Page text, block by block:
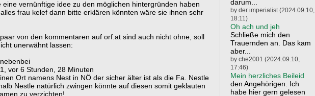
eine vernünftige idee zu den möglichen hintergründen haben
frau kelef dann bitte erklären könnten wäre sie ihnen sehr
von den kommentaren auf orf.at sind auch nicht ohne, soll
unerwähnt lassen:
vor 6 Stunden, 28 Minuten
Ort namens Nest in NÖ der sicher älter ist als die Fa. Nestle
Nestle natürlich zwingen könnte auf diesen somit geklauten
zu verzichten!
darum...
by der imperialist (2024.09.10,
18:11)
Oh ach und jeh
Schließe mich den
Trauernden an. Das kam
aber...
by che2001 (2024.09.10,
17:46)
Mein herzliches Beileid
den Angehörigen. Ich
habe hier gern gelesen